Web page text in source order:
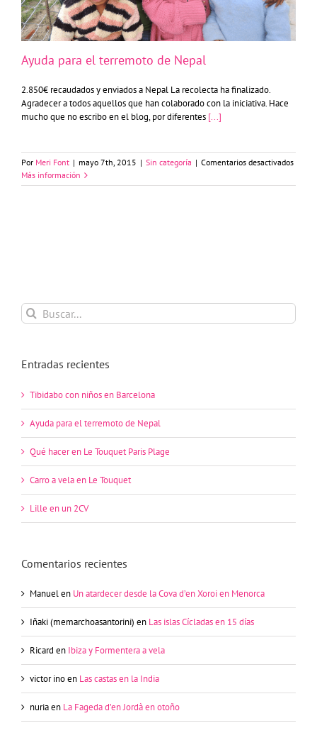
Ayuda para el terremoto de Nepal
2.850€ recaudados y enviados a Nepal La recolecta ha finalizado.
Agradecer a todos aquellos que han colaborado con la iniciativa. Hace
mucho que no escribo en el blog, por diferentes [...]
Por Meri Font | mayo 7th, 2015 | Sin categoría | Comentarios desactivadosen
para
Más información
Buscar:
Entradas recientes
Tibidabo con niños en Barcelona
Ayuda para el terremoto de Nepal
Qué hacer en Le Touquet Paris Plage
Carro a vela en Le Touquet
Lille en un 2CV
Comentarios recientes
Manuelen Un atardecer desde la Cova d’en Xoroi en Menorca
Iñaki (memarchoasantorini) en Las islas Cícladas en 15 días
Ricard en Ibiza y Formentera a vela
victor inoen Las castas en la India
nuriaen La Fageda d’en Jordà en otoño